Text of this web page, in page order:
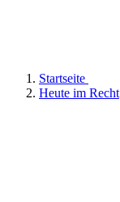
Startseite
Heute im Recht